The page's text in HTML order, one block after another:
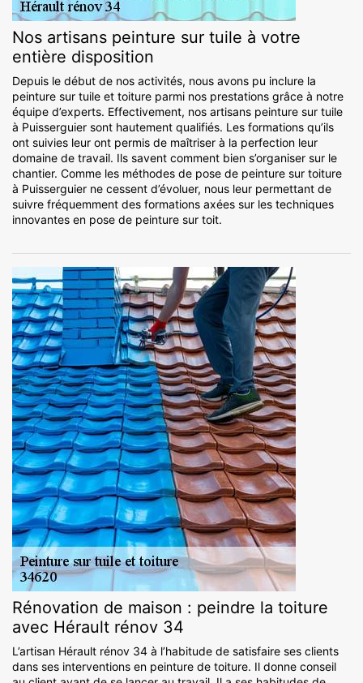
Nos artisans peinture sur tuile à votre
entière disposition
Depuis le début de nos activités, nous avons pu inclure la
peinture sur tuile et toiture parmi nos prestations grâce à notre
équipe d’experts. Effectivement, nos artisans peinture sur tuile
à Puisserguier sont hautement qualifiés. Les formations qu’ils
ont suivies leur ont permis de maîtriser à la perfection leur
domaine de travail. Ils savent comment bien s’organiser sur le
chantier. Comme les méthodes de pose de peinture sur toiture
à Puisserguier ne cessent d’évoluer, nous leur permettant de
suivre fréquemment des formations axées sur les techniques
innovantes en pose de peinture sur toit.
Rénovation de maison : peindre la toiture
avec Hérault rénov 34
L’artisan Hérault rénov 34 à l’habitude de satisfaire ses clients
dans ses interventions en peinture de toiture. Il donne conseil